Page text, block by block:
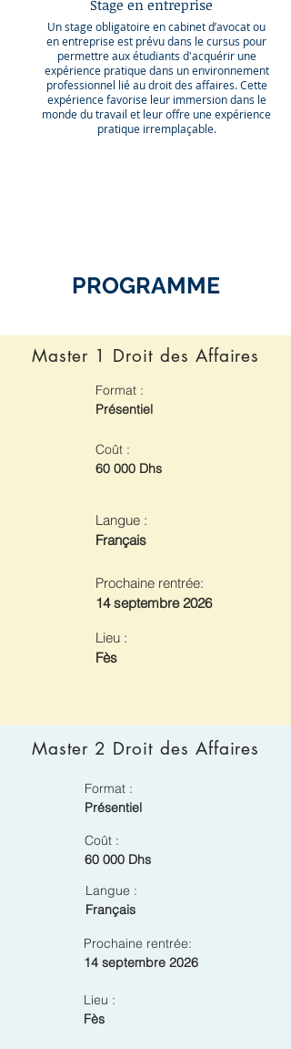
Stage en entreprise
Un stage obligatoire en cabinet d’avocat ou
en entreprise est prévu dans le cursus pour
permettre aux étudiants d'acquérir une
expérience pratique dans un environnement
professionnel lié au droit des affaires. Cette
expérience favorise leur immersion dans le
monde du travail et leur offre une expérience
pratique irremplaçable.
PROGRAMME
Master 2 Droit des Affaires
Format :
Présentiel
Coût :
60 000 Dhs
Langue :
Français
Prochaine rentrée:
14 septembre 2026
Lieu :
Fès
Master 1 Droit des Affaires
Format :
Présentiel
Coût :
60 000 Dhs
Langue :
Français
Prochaine rentrée:
14 septembre 2026
Lieu :
Fès